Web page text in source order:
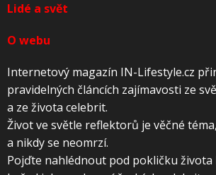
Lidé a svět
O webu
Internetový magazín IN-Lifestyle.cz
pravidelných článcích zajímavosti ze
a ze života celebrit.
Život ve světle reflektorů je věčné
a nikdy se neomrzí.
Pojďte nahlédnout pod pokličku života